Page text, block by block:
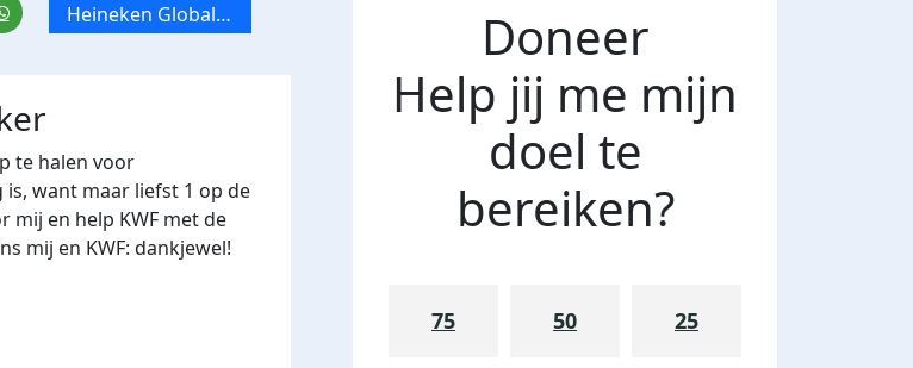
Heineken Global x
Tien Mile van
te halen voor
want maar liefst 1 op de
mij en help KWF met de
mij en KWF: dankjewel!
Doneer
Help jij me mijn
doel te
bereiken?
75 50 25